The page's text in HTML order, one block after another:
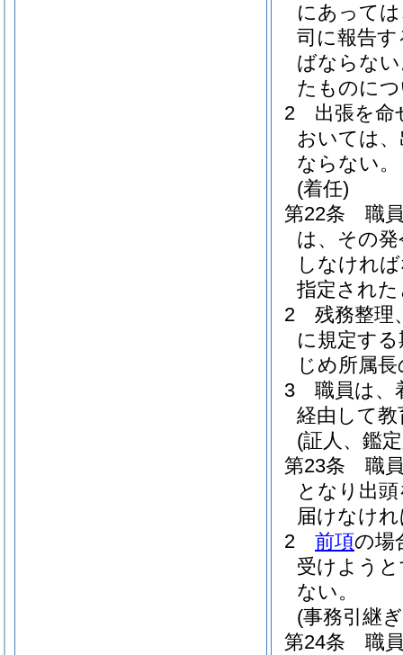
にあって
司に報告
ばならな
たものに
2
出張を命
おいては
ならない。
(着任)
第22条
職
は、その
しなけれ
指定され
2
残務整理
に規定す
じめ所属
3
職員は、
経由して
(証人、鑑
第23条
職
となり出
届けなけ
2
前項の場
受けよう
ない。
(事務引継
第24条
職